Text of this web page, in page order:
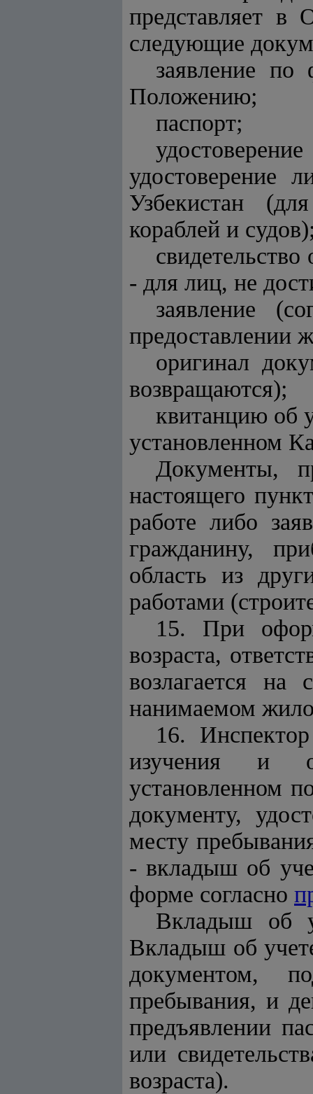
представляет в
следующие
заявление
Положению;
паспорт;
удостоверение
Узбекистан
кораблей и
- для лиц, не
заявление
предоставлении
оригинал
возвращаются);
квитанцию об
установленном
Документы,
настоящего
работе либо
гражданину,
область из
работами
15. При
возраста,
возлагается на
нанимаемом
16.
изучения и
установленном
документу,
месту
- вкладыш об
форме согласно
Вкладыш об
Вкладыш об
документом,
пребывания, и
предъявлении
или
возраста).